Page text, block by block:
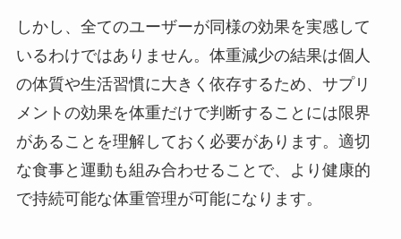
しかし、全てのユーザーが同様の効果を実感して
いるわけではありません。体重減少の結果は個人
の体質や生活習慣に大きく依存するため、サプリ
メントの効果を体重だけで判断することには限界
があることを理解しておく必要があります。適切
な食事と運動も組み合わせることで、より健康的
で持続可能な体重管理が可能になります。